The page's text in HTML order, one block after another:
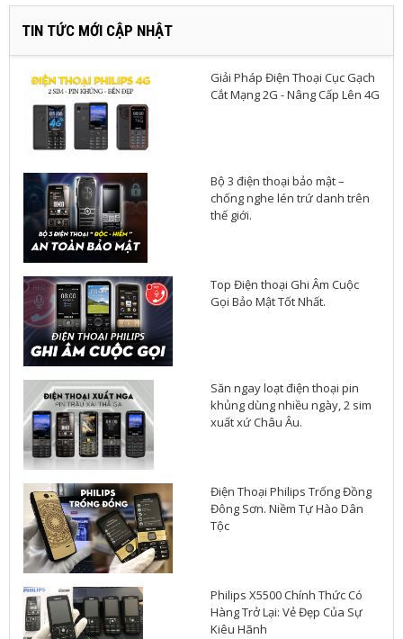
TIN TỨC MỚI CẬP NHẬT
Giải Pháp Điện Thoại Cục Gạch
Cắt Mạng 2G - Nâng Cấp Lên 4G
Bộ 3 điện thoại bảo mật –
chống nghe lén trứ danh trên
thế giới.
Top Điện thoại Ghi Âm Cuộc
Gọi Bảo Mật Tốt Nhất.
Săn ngay loạt điện thoại pin
khủng dùng nhiều ngày, 2 sim
xuất xứ Châu Âu.
Điện Thoại Philips Trống Đồng
Đông Sơn. Niềm Tự Hào Dân
Tộc
Philips X5500 Chính Thức Có
Hàng Trở Lại: Vẻ Đẹp Của Sự
Kiêu Hãnh